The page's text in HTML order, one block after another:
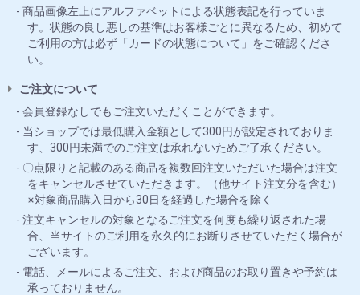
商品画像左上にアルファベットによる状態表記を行っていま
す。状態の良し悪しの基準はお客様ごとに異なるため、初めて
ご利用の方は必ず「カードの状態について」をご確認くださ
い。
ご注文について
会員登録なしでもご注文いただくことができます。
当ショップでは最低購入金額として300円が設定されておりま
す、300円未満でのご注文は承れないためご了承ください。
〇点限りと記載のある商品を複数回注文いただいた場合は注文
をキャンセルさせていただきます。（他サイト注文分を含む）
※対象商品購入日から30日を経過した場合を除く
注文キャンセルの対象となるご注文を何度も繰り返された場
合、当サイトのご利用を永久的にお断りさせていただく場合が
ございます。
電話、メールによるご注文、および商品のお取り置きや予約は
承っておりません。